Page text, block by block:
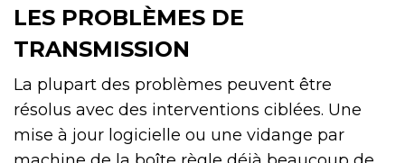
LES PROBLÈMES DE
TRANSMISSION
La plupart des problèmes peuvent être
résolus avec des interventions ciblées. Une
mise à jour logicielle ou une vidange par